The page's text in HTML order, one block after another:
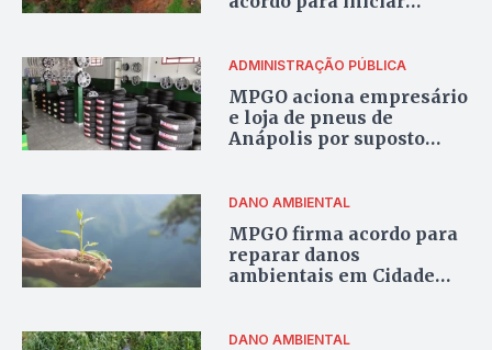
ADMINISTRAÇÃO PÚBLICA
MPGO aciona empresário
e loja de pneus de
Anápolis por suposto
DANO AMBIENTAL
MPGO firma acordo para
reparar danos
ambientais em Cidade
DANO AMBIENTAL